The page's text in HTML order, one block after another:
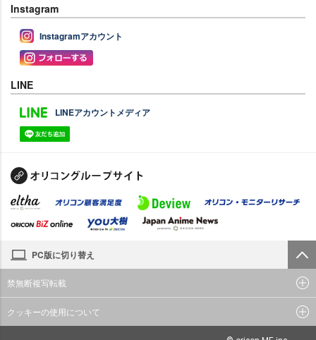
Instagram
Instagramアカウント
LINE
LINEアカウントメディア
PC版に切り替え
禁無断複写転載
クッキーの使用について